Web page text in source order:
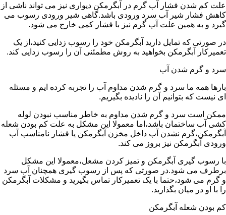
علت کم شدن فشار آب گرم در آبگرمکن دیواری نیز می تواند ناشی از
کاهش فشار شیر آب سرد ورودی باشد.گاهی شیر ورودی رسوب می
گیرد و به همین علت آب گرم نیز با فشار کمی خارج می شود.
در صورتی که تمایل دارید آبگرمکن خود را رسوب زدایی کنید،از یک
تعمیرکار آبگرمکن بخواهید به روش مطمئنی آن را رسوب زدایی کند.
سرد و گرم شدن آب
بارها همه ما سرد و گرم شدن مداوم آب را تجربه کرده ایم و مسئله
ای نیست که بتوانیم آن را نادیده بگیریم.
ممکن است سرد و گرم شدن مداوم به خاطر مناسب نبودن لوله
کشی آب ساختمان باشد،اما معمولا این مشکل به علت کم بودن شعله
آبگرمکن،گرم نشدن آب داخل مخزن آبگرمکن یا فشار نامناسب آب
ورودی آبگرمکن نیز بروز می کند.
با رسوب گیری آبگرمکن و تمیز کردن مشعل،معمولا این مشکل
برطرف می شود.در صورتی که پس از رسوب گیری همچنان آب سرد
و گرم می شود،حتما با یک تعمیرکار تماس بگیرید و مشکلات آبگرمکن
را با او در میان بگذارید.
کم بودن شعله آبگرمکن